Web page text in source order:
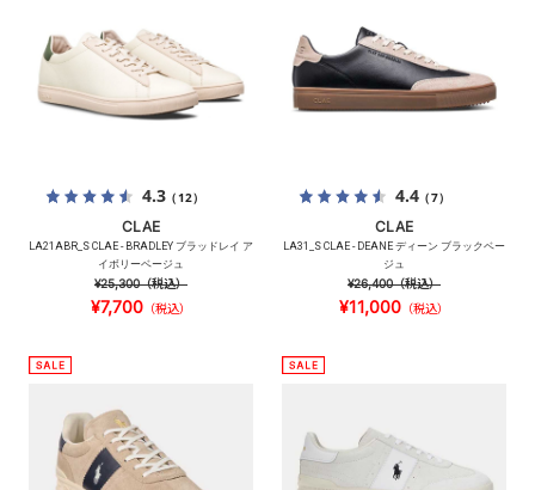
4.3（12）
CLAE
LA21ABR_S CLAE - BRADLEY ブラッドレイ ア
イボリーベージュ
¥25,300（税込）
¥7,700 （税込）
4.4（7）
CLAE
LA31_S CLAE - DEANE ディーン ブラックベー
ジュ
¥26,400（税込）
¥11,000 （税込）